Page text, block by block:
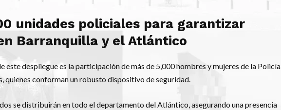
unidades policiales para garantizar
Barranquilla y el Atlántico
este despliegue es la participación de más de 5,000 hombres y mujeres de la Policía
quienes conforman un robusto dispositivo de seguridad.
se distribuirán en todo el departamento del Atlántico, asegurando una presencia